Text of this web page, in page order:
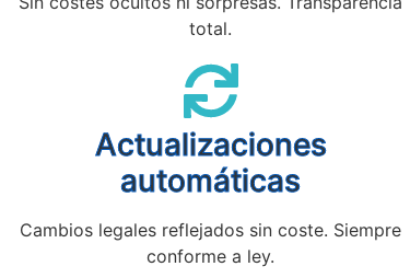
total.
Actualizaciones
automáticas
Cambios legales reflejados sin coste. Siempre
conforme a ley.